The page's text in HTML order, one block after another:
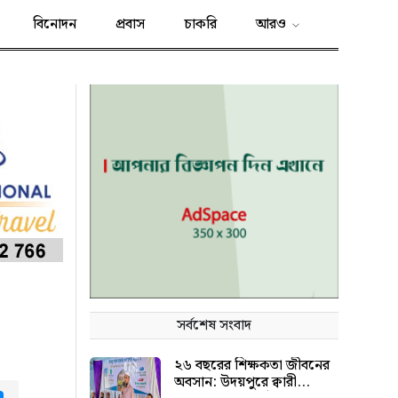
বিনোদন প্রবাস চাকরি আরও
সর্বশেষ সংবাদ
২৬ বছরের শিক্ষকতা জীবনের
অবসান: উদয়পুরে ক্বারী